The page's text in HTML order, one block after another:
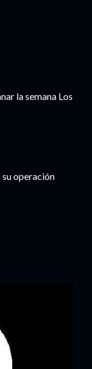
la semana Los
su operación